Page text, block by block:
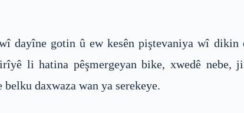
gotin û ew kesên piştevaniya wî dikin
li hatina pêşmergeyan bike, xwedê
daxwaza wan ya serekeye.